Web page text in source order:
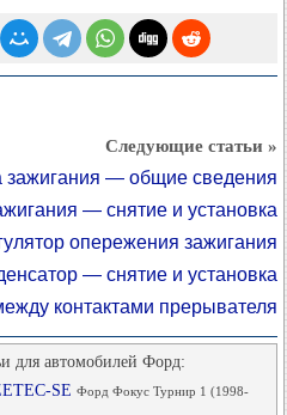
Следующие статьи »
зажигания — общие сведения
— снятие и установка
опережения зажигания
— снятие и установка
контактами прерывателя
для автомобилей Форд:
SE Форд Фокус Турнир 1 (1998-